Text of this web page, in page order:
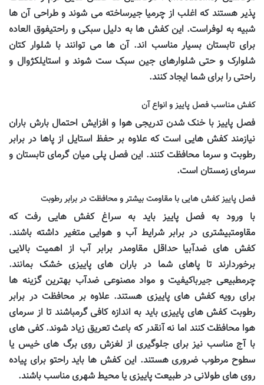
پذیر هستند که اغلب از چرمیا جیرساخته می شوند و طراحی آن ها
شبیه به لوفراست. این کفش ها به دلیل سبکی و راحتیفوق العاده
برای تابستان بسیار مناسب اند. آن ها می توانند با شلوار کتان
شلوارک و حتی شلوارهای جین سبک ست شوند و استایلکژوال و
راحتی را برای شما ایجاد کنند.
کفش مناسب فصل پاییز و انواع آن
فصل پاییز با خنک شدن تدریجی هوا و افزایش احتمال بارش باران
نیازمند کفش هایی است که علاوه بر حفظ استایل از پاها در برابر
رطوبت و سرما محافظت کنند. این فصل پلی میان گرمای تابستان و
سرمای زمستان است.
فصل پاییز کفش هایی با مقاومت بیشتر و محافظت در برابر رطوبت
با ورود به فصل پاییز باید به سراغ کفش هایی رفت که
مقاومتبیشتری در برابر شرایط آب و هوایی متغیر داشته باشند.
کفش های ضدآبیا حداقل مقاومدر برابر آب از اهمیت بالایی
برخوردارند تا پاهای شما در باران های پاییزی خشک بمانند.
چرمطبیعی جیرباکیفیت و مواد مصنوعی ضدآب بهترین گزینه ها
برای رویه کفش های پاییزی هستند. علاوه بر محافظت در برابر
رطوبت کفش های پاییزی باید به اندازه کافی گرمباشند تا از سرمای
هوا محافظت کنند اما نه آنقدر که باعث تعریق زیاد شوند. کفی های
با آج مناسب نیز برای جلوگیری از لغزش روی برگ های خیس یا
سطوح مرطوب ضروری هستند. این کفش ها باید راحتو برای پیاده
روی های طولانی در طبیعت پاییزی یا محیط شهری مناسب باشند.